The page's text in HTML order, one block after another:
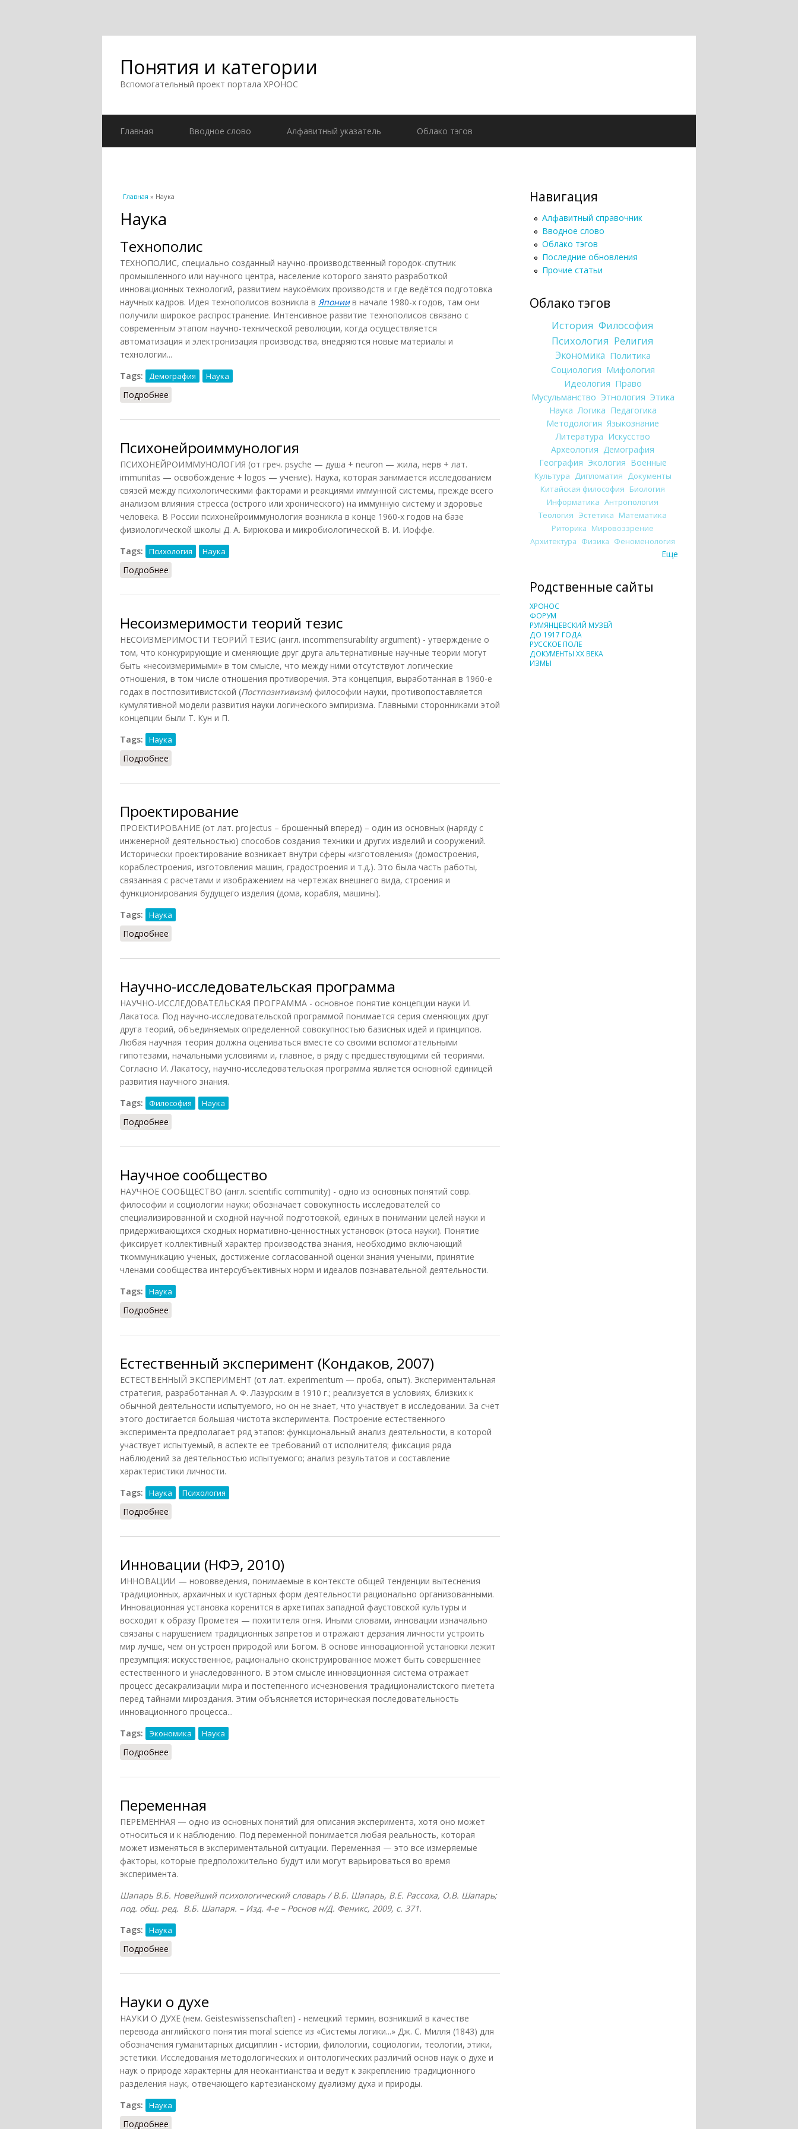
Понятия и категории
Вспомогательный проект портала ХРОНОС
Главная Вводное слово Алфавитный указатель Облако тэгов
Вы здесь
Главная » Наука
Наука
Технополис
ТЕХНОПОЛИС, специально созданный научно-производственный городок-спутник
промышленного или научного центра, население которого занято разработкой
инновационных технологий, развитием наукоёмких производств и где ведётся подготовка
научных кадров. Идея технополисов возникла в Япониив начале 1980-х годов, там они
получили широкое распространение. Интенсивное развитие технополисов связано с
современным этапом научно-технической революции, когда осуществляется
автоматизация и электронизация производства, внедряются новые материалы и
технологии...
Tags:
Демография Наука
Подробнее
Психонейроиммунология
ПСИХОНЕЙРОИММУНОЛОГИЯ (от греч. psyche — душа + neuron — жила, нерв + лат.
immunitas — освобождение + logos — учение). Наука, которая занимается исследованием
связей между психологическими факторами и реакциями иммунной системы, прежде всего
анализом влияния стресса (острого или хронического) на иммунную систему и здоровье
человека. В России психонейроиммунология возникла в конце 1960-х годов на базе
физиологической школы Д. А. Бирюкова и микробиологической В. И. Иоффе.
Tags:
Психология Наука
Подробнее
Несоизмеримости теорий тезис
НЕСОИЗМЕРИМОСТИ ТЕОРИЙ ТЕЗИС (англ. incommensurability argument) - утверждение о
том, что конкурирующие и сменяющие друг друга альтернативные научные теории могут
быть «несоизмеримыми» в том смысле, что между ними отсутствуют логические
отношения, в том числе отношения противоречия. Эта концепция, выработанная в 1960-е
годах в постпозитивистской (Постпозитивизм) философии науки, противопоставляется
кумулятивной модели развития науки логического эмпиризма. Главными сторонниками этой
концепции были Т. Кун и П.
Tags:
Наука
Подробнее
Проектирование
ПРОЕКТИРОВАНИЕ (от лат. projectus – брошенный вперед) – один из основных (наряду с
инженерной деятельностью) способов создания техники и других изделий и сооружений.
Исторически проектирование возникает внутри сферы «изготовления» (домостроения,
кораблестроения, изготовления машин, градостроения и т.д.). Это была часть работы,
связанная с расчетами и изображением на чертежах внешнего вида, строения и
функционирования будущего изделия (дома, корабля, машины).
Tags:
Наука
Подробнее
Научно-исследовательская программа
НАУЧНО-ИССЛЕДОВАТЕЛЬСКАЯ ПРОГРАММА - основное понятие концепции науки И.
Лакатоса. Под научно-исследовательской программой понимается серия сменяющих друг
друга теорий, объединяемых определенной совокупностью базисных идей и принципов.
Любая научная теория должна оцениваться вместе со своими вспомогательными
гипотезами, начальными условиями и, главное, в ряду с предшествующими ей теориями.
Согласно И. Лакатосу, научно-исследовательская программа является основной единицей
развития научного знания.
Tags:
Философия Наука
Подробнее
Научное сообщество
НАУЧНОЕ СООБЩЕСТВО (англ. scientific community) - одно из основных понятий совр.
философии и социологии науки; обозначает совокупность исследователей со
специализированной и сходной научной подготовкой, единых в понимании целей науки и
придерживающихся сходных нормативно-ценностных установок (этоса науки). Понятие
фиксирует коллективный характер производства знания, необходимо включающий
ткоммуникацию ученых, достижение согласованной оценки знания учеными, принятие
членами сообщества интерсубъективных норм и идеалов познавательной деятельности.
Tags:
Наука
Подробнее
Естественный эксперимент (Кондаков, 2007)
ЕСТЕСТВЕННЫЙ ЭКСПЕРИМЕНТ (от лат. experimentum — проба, опыт). Экспериментальная
стратегия, разработанная А. Ф. Лазурским в 1910 г.; реализуется в условиях, близких к
обычной деятельности испытуемого, но он не знает, что участвует в исследовании. За счет
этого достигается большая чистота эксперимента. Построение естественного
эксперимента предполагает ряд этапов: функциональный анализ деятельности, в которой
участвует испытуемый, в аспекте ее требований от исполнителя; фиксация ряда
наблюдений за деятельностью испытуемого; анализ результатов и составление
характеристики личности.
Tags:
Наука Психология
Подробнее
Инновации (НФЭ, 2010)
ИННОВАЦИИ — нововведения, понимаемые в контексте общей тенденции вытеснения
традиционных, архаичных и кустарных форм деятельности рационально организованными.
Инновационная установка коренится в архетипах западной фаустовской культуры и
восходит к образу Прометея — похитителя огня. Иными словами, инновации изначально
связаны с нарушением традиционных запретов и отражают дерзания личности устроить
мир лучше, чем он устроен природой или Богом. В основе инновационной установки лежит
презумпция: искусственное, рационально сконструированное может быть совершеннее
естественного и унаследованного. В этом смысле инновационная система отражает
процесс десакрализации мира и постепенного исчезновения традиционалистского пиетета
перед тайнами мироздания. Этим объясняется историческая последовательность
инновационного процесса...
Tags:
Экономика Наука
Подробнее
Переменная
ПЕРЕМЕННАЯ — одно из основных понятий для описания эксперимента, хотя оно может
относиться и к наблюдению. Под переменной понимается любая реальность, которая
может изменяться в экспериментальной ситуации. Переменная — это все измеряемые
факторы, которые предположительно будут или могут варьироваться во время
эксперимента.
Шапарь В.Б. Новейший психологический словарь / В.Б. Шапарь, В.Е. Рассоха, О.В. Шапарь;
под. общ. ред. В.Б. Шапаря. – Изд. 4-е – Роснов н/Д. Феникс, 2009, с. 371.
Tags:
Наука
Подробнее
Науки о духе
НАУКИ О ДУХЕ (нем. Geisteswissenschaften) - немецкий термин, возникший в качестве
перевода английского понятия moral science из «Системы логики...» Дж. С. Милля (1843) для
обозначения гуманитарных дисциплин - истории, филологии, социологии, теологии, этики,
эстетики. Исследования методологических и онтологических различий основ наук о духе и
наук о природе характерны для неокантианства и ведут к закреплению традиционного
разделения наук, отвечающего картезианскому дуализму духа и природы.
Tags:
Наука
Подробнее
Навигация
Алфавитный справочник
Вводное слово
Облако тэгов
Последние обновления
Прочие статьи
Облако тэгов
История Философия
Психология Религия
Экономика Политика
Социология Мифология
Идеология Право
Мусульманство Этнология Этика
Наука Логика Педагогика
Методология Языкознание
Литература Искусство
Археология Демография
География Экология Военные
Культура Дипломатия Документы
Китайская философия Биология
Информатика Антропология
Теология Эстетика Математика
Риторика Мировоззрение
Архитектура Физика Феноменология
Еще
Родственные сайты
ХРОНОС
ФОРУМ
РУМЯНЦЕВСКИЙ МУЗЕЙ
ДО 1917 ГОДА
РУССКОЕ ПОЛЕ
ДОКУМЕНТЫ XX ВЕКА
ИЗМЫ